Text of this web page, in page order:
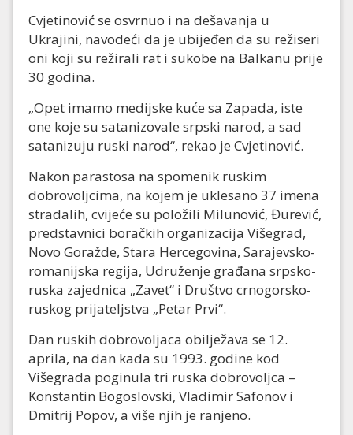
Cvjetinović se osvrnuo i na dešavanja u
Ukrajini, navodeći da je ubijeđen da su režiseri
oni koji su režirali rat i sukobe na Balkanu prije
30 godina.
„Opet imamo medijske kuće sa Zapada, iste
one koje su satanizovale srpski narod, a sad
satanizuju ruski narod“, rekao je Cvjetinović.
Nakon parastosa na spomenik ruskim
dobrovoljcima, na kojem je uklesano 37 imena
stradalih, cvijeće su položili Milunović, Đurević,
predstavnici boračkih organizacija Višegrad,
Novo Goražde, Stara Hercegovina, Sarajevsko-
romanijska regija, Udruženje građana srpsko-
ruska zajednica „Zavet“ i Društvo crnogorsko-
ruskog prijateljstva „Petar Prvi“.
Dan ruskih dobrovoljaca obilježava se 12.
aprila, na dan kada su 1993. godine kod
Višegrada poginula tri ruska dobrovoljca –
Konstantin Bogoslovski, Vladimir Safonov i
Dmitrij Popov, a više njih je ranjeno.